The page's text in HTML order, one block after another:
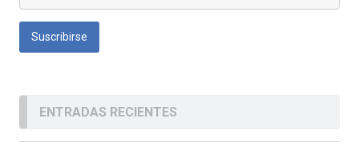
ENTRADAS RECIENTES